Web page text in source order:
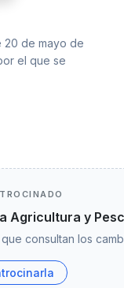
20 de mayo de
el que se
Agricultura y
consultan los